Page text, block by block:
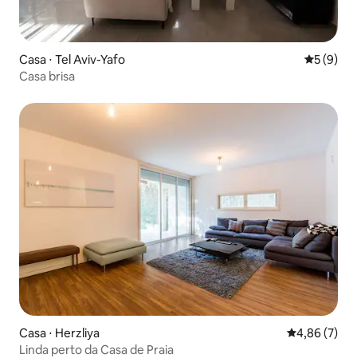
Casa ⋅ Tel Aviv-Yafo 5 de
5 (9)
Casa brisa
Casa ⋅ Herzliya 4,86 de uma
4,86 (7)
Linda perto da Casa de Praia